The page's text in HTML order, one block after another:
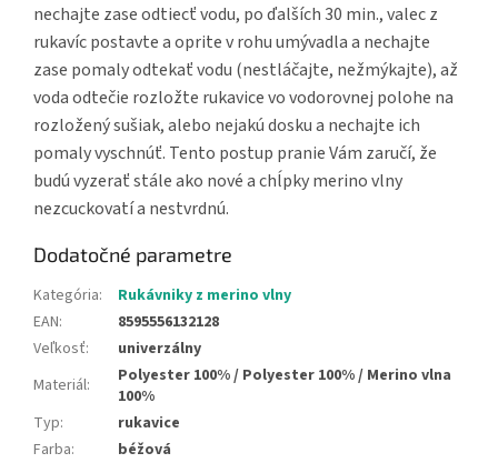
nechajte zase odtiecť vodu, po ďalších 30 min., valec z
rukavíc postavte a oprite v rohu umývadla a nechajte
zase pomaly odtekať vodu (nestláčajte, nežmýkajte), až
voda odtečie rozložte rukavice vo vodorovnej polohe na
rozložený sušiak, alebo nejakú dosku a nechajte ich
pomaly vyschnúť. Tento postup pranie Vám zaručí, že
budú vyzerať stále ako nové a chĺpky merino vlny
nezcuckovatí a nestvrdnú.
Dodatočné parametre
Kategória:
Rukávniky z merino vlny
EAN:
8595556132128
Veľkosť:
univerzálny
Materiál:
Polyester 100% / Polyester 100% / Merino vlna
100%
Typ:
rukavice
Farba:
béžová